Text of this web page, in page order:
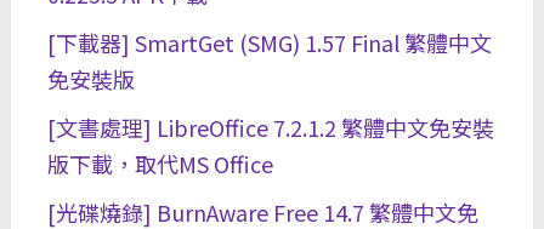
[下載器] SmartGet (SMG) 1.57 Final 繁體中文
免安裝版
[文書處理] LibreOffice 7.2.1.2 繁體中文免安裝
版下載，取代MS Office
[光碟燒錄] BurnAware Free 14.7 繁體中文免